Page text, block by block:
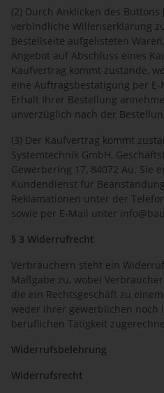
(2) Durch Anklicken des
verbindliche Willenserklärung
Bestellseite aufgelisteten
Angebot auf Abschluss eines
Kaufvertrag kommt zustande,
eine Auftragsbestätigung per
Erhalt Ihrer Bestellung
unverzüglich nach der
(3) Der Kaufvertrag kommt
Systemtechnik GmbH,
Gewerbering 17, 84072 Au. Sie
Kundendienst für
Reklamationen unter der
sowie per E-Mail unter
§ 3 Widerrufrecht
Verbrauchern steht ein
Maßgabe zu, wobei
die ein Rechtsgeschäft zu
weder ihrer gewerblichen noch
beruflichen Tätigkeit
Widerrufsbelehrung
Widerrufsrecht